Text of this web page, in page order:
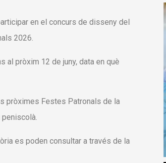
en el concurs de disseny del
2026.
pròxim 12 de juny, data en què
pròximes Festes Patronals de la
es poden consultar a través de la